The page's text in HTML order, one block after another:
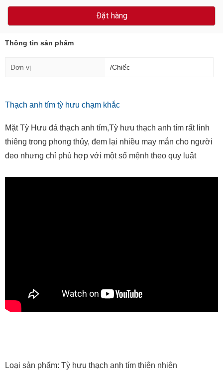
Đặt hàng
Thông tin sản phẩm
Đơn vị /Chiếc
Thạch anh tím tỳ hưu chạm khắc
Mặt Tỳ Hưu đá thạch anh tím,Tỳ hưu thạch anh tím rất linh
thiêng trong phong thủy, đem lại nhiều may mắn cho người
đeo nhưng chỉ phù hợp với một số mệnh theo quy luật
Loại sản phẩm: Tỳ hưu thạch anh tím thiên nhiên